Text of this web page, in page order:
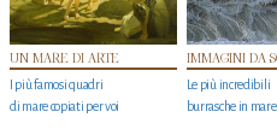
UN MARE DI ARTE
I più famosi quadri
di mare copiati per voi
IMMAGINI DA
Le più incredibili
burrasche in mare